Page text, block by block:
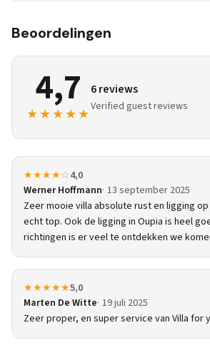
Beoordelingen
4,7
★★★★★
6 reviews
Verified guest reviews
★★★★☆4,0
Werner Hoffmann 13 september 2025
Zeer mooie villa absolute rust en ligging
echt top. Ook de ligging in Oupia is heel
richtingen is er veel te ontdekken we
★★★★★5,0
Marten De Witte 19 juli 2025
Zeer proper, en super service van Villa for